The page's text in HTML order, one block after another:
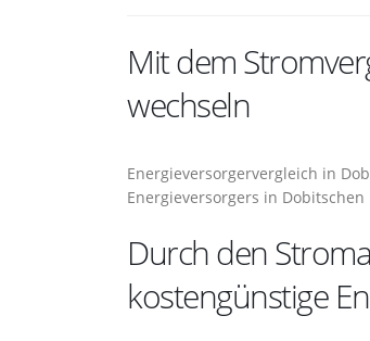
Mit dem
wechseln
Energieversorgervergleich in
Energieversorgers in Dobitschen
Durch den
kostengünstige